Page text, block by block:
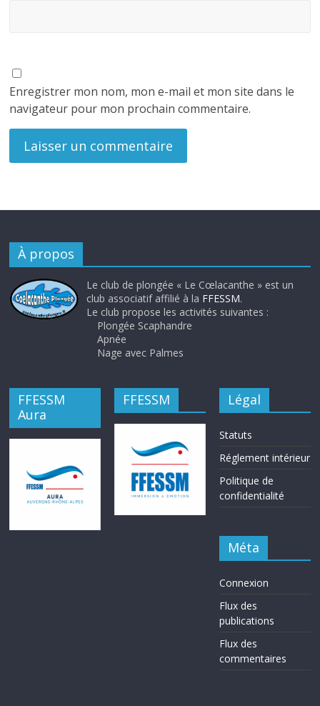
Enregistrer mon nom, mon e-mail et mon site dans le
navigateur pour mon prochain commentaire.
À propos
Le club de plongée « Le Cœlacanthe » est un
club associatif affilié à la FFESSM.
Le club propose les activités suivantes :
Plongée Scaphandre
Apnée
Nage avec Palmes
FFESSM
Aura
FFESSM Légal
Statuts
Réglement intérieur
Politique de
confidentialité
Méta
Connexion
Flux des
publications
Flux des
commentaires